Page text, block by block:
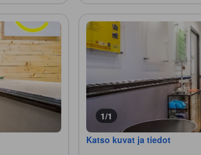
1/1
Katso kuvat ja tiedot